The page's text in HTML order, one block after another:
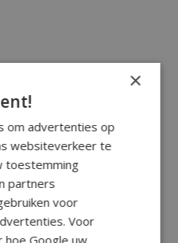
×
om advertenties op
websiteverkeer te
toestemming
partners
voor
Voor
Google uw